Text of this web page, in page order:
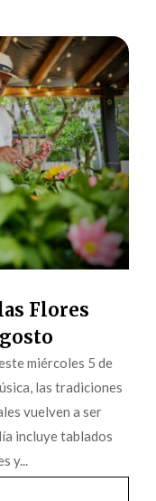
Flores
miércoles 5 de
las tradiciones
vuelven a ser
incluye tablados
y...